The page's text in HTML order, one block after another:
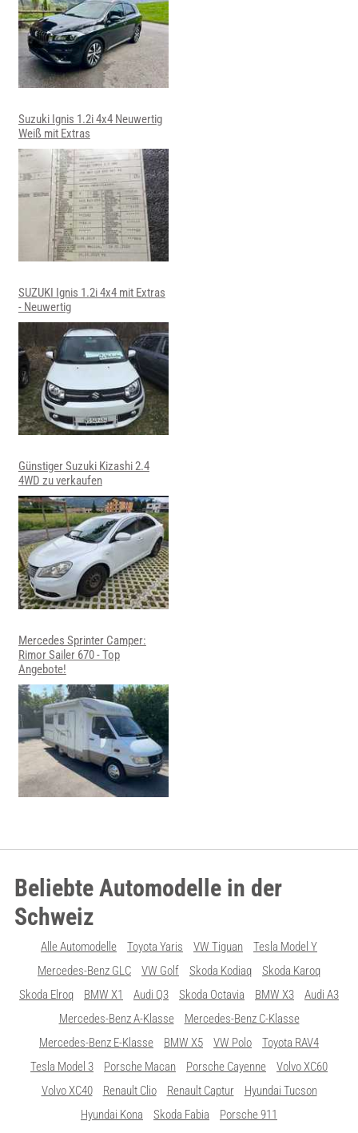
Suzuki Ignis 1.2i 4x4 Neuwertig
Weiß mit Extras
SUZUKI Ignis 1.2i 4x4 mit Extras
- Neuwertig
Günstiger Suzuki Kizashi 2.4
4WD zu verkaufen
Mercedes Sprinter Camper:
Rimor Sailer 670 - Top
Angebote!
Beliebte Automodelle in der
Schweiz
Alle Automodelle Toyota Yaris VW Tiguan
Tesla Model Y
Mercedes-Benz GLC
VW Golf Skoda Kodiaq
Skoda Karoq
Skoda Elroq
BMW X1 Audi Q3 Skoda Octavia BMW X3
Audi A3
Mercedes-Benz A-Klasse
Mercedes-Benz C-Klasse
Mercedes-Benz E-Klasse
BMW X5 VW Polo
Toyota RAV4
Tesla Model 3
Porsche Macan Porsche Cayenne
Volvo XC60
Volvo XC40
Renault Clio Renault Captur
Hyundai Tucson
Hyundai Kona
Skoda Fabia Porsche 911